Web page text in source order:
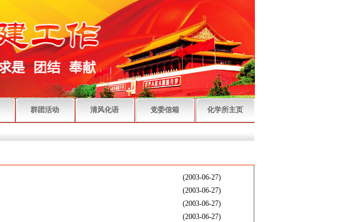
群团活动 清风化语 党委信箱 化学所主页
(2003-06-27)
(2003-06-27)
(2003-06-27)
(2003-06-27)